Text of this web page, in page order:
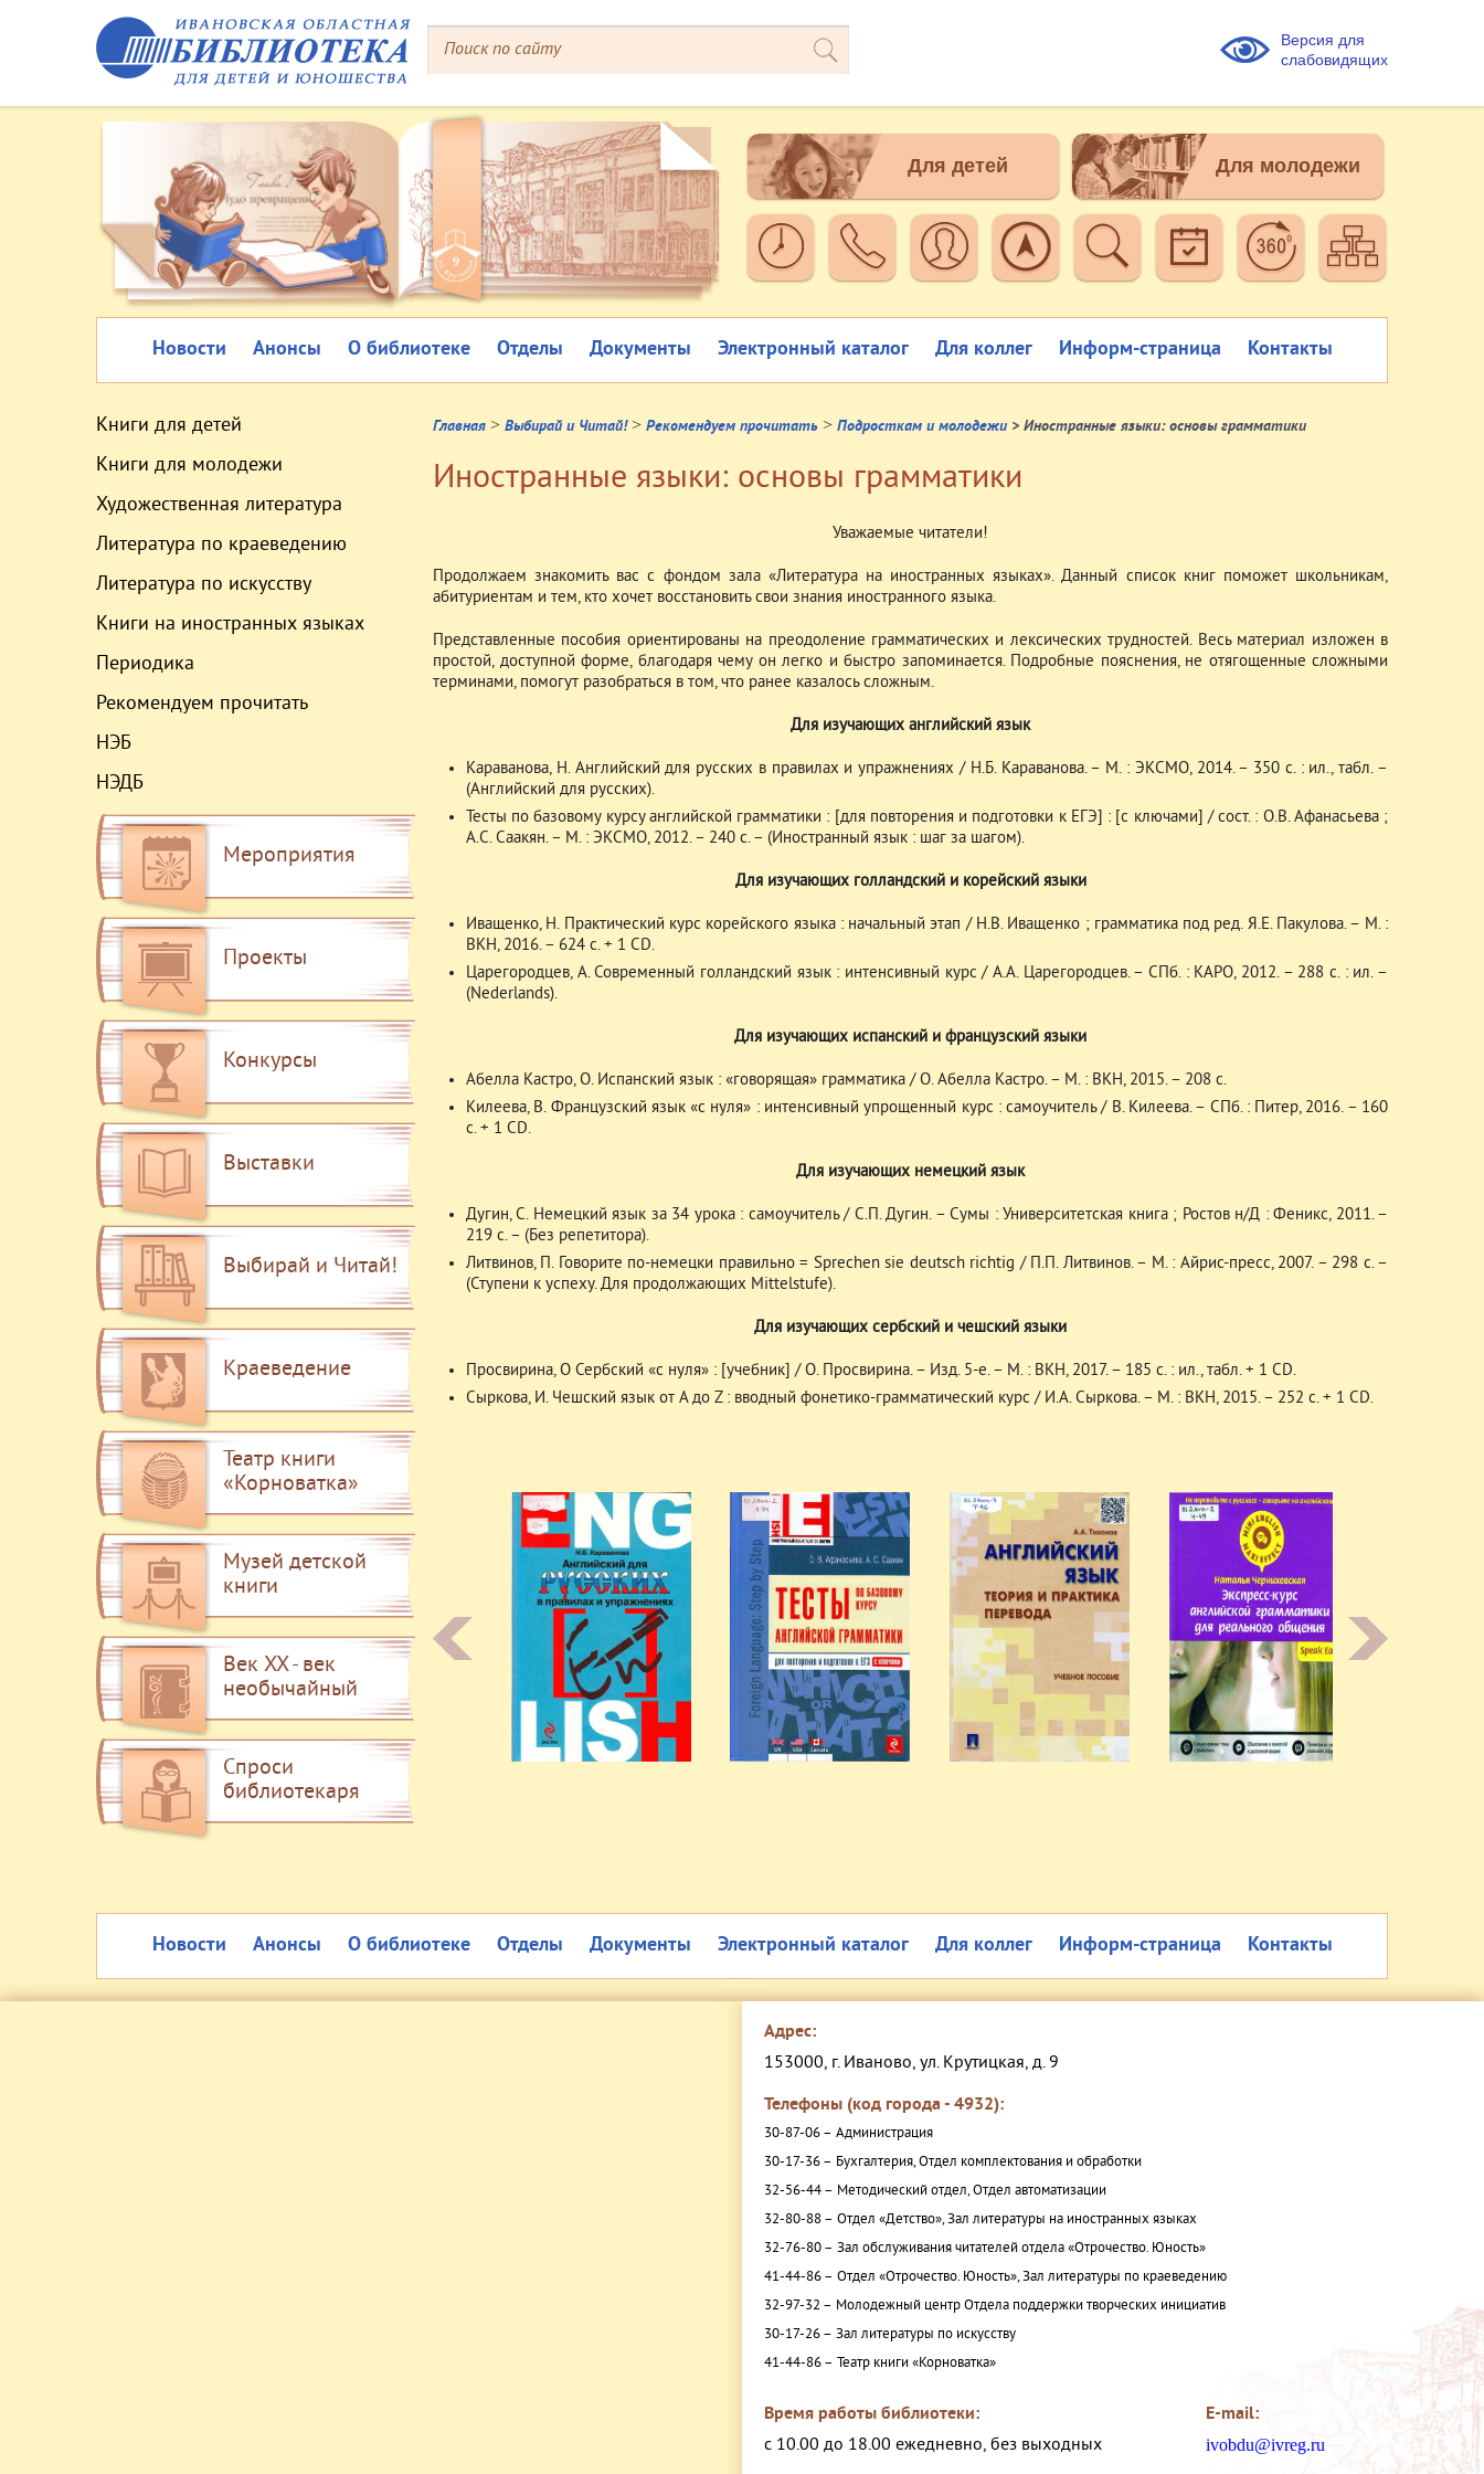
Версия для
слабовидящих
Для детей Для молодежи
Новости Анонсы О библиотеке Отделы Документы Электронный каталог Для коллег Информ-страница Контакты
Книги для детей
Книги для молодежи
Художественная литература
Литература по краеведению
Литература по искусству
Книги на иностранных языках
Периодика
Рекомендуем прочитать
НЭБ
НЭДБ
Мероприятия
Проекты
Конкурсы
Выставки
Выбирай и Читай!
Краеведение
Театр книги
«Корноватка»
Музей детской
книги
Век XX - век
необычайный
Спроси
библиотекаря
Главная > Выбирай и Читай! > Рекомендуем прочитать > Подросткам и молодежи > Иностранные языки: основы грамматики
Иностранные языки: основы грамматики
Уважаемые читатели!
Продолжаем знакомить вас с фондом зала «Литература на иностранных языках». Данный список книг поможет школьникам,
абитуриентам и тем, кто хочет восстановить свои знания иностранного языка.
Представленные пособия ориентированы на преодоление грамматических и лексических трудностей. Весь материал изложен в
простой, доступной форме, благодаря чему он легко и быстро запоминается. Подробные пояснения, не отягощенные сложными
терминами, помогут разобраться в том, что ранее казалось сложным.
Для изучающих английский язык
Караванова, Н. Английский для русских в правилах и упражнениях / Н.Б. Караванова. – М. : ЭКСМО, 2014. – 350 с. : ил., табл. –
(Английский для русских).
Тесты по базовому курсу английской грамматики : [для повторения и подготовки к ЕГЭ] : [с ключами] / сост. : О.В. Афанасьева ;
А.С. Саакян. – М. : ЭКСМО, 2012. – 240 с. – (Иностранный язык : шаг за шагом).
Для изучающих голландский и корейский языки
Иващенко, Н. Практический курс корейского языка : начальный этап / Н.В. Иващенко ; грамматика под ред. Я.Е. Пакулова. – М. :
ВКН, 2016. – 624 с. + 1 CD.
Царегородцев, А. Современный голландский язык : интенсивный курс / А.А. Царегородцев. – СПб. : КАРО, 2012. – 288 с. : ил. –
(Nederlands).
Для изучающих испанский и французский языки
Абелла Кастро, О. Испанский язык : «говорящая» грамматика / О. Абелла Кастро. – М. : ВКН, 2015. – 208 с.
Килеева, В. Французский язык «с нуля» : интенсивный упрощенный курс : самоучитель / В. Килеева. – СПб. : Питер, 2016. – 160
с. + 1 CD.
Для изучающих немецкий язык
Дугин, С. Немецкий язык за 34 урока : самоучитель / С.П. Дугин. – Сумы : Университетская книга ; Ростов н/Д : Феникс, 2011. –
219 с. – (Без репетитора).
Литвинов, П. Говорите по-немецки правильно = Sprechen sie deutsch richtig / П.П. Литвинов. – М. : Айрис-пресс, 2007. – 298 с. –
(Ступени к успеху. Для продолжающих Mittelstufe).
Для изучающих сербский и чешский языки
Просвирина, О Сербский «с нуля» : [учебник] / О. Просвирина. – Изд. 5-е. – М. : ВКН, 2017. – 185 с. : ил., табл. + 1 CD.
Сыркова, И. Чешский язык от A до Z : вводный фонетико-грамматический курс / И.А. Сыркова. – М. : ВКН, 2015. – 252 с. + 1 CD.
Новости Анонсы О библиотеке Отделы Документы Электронный каталог Для коллег Информ-страница Контакты
Адрес:
153000, г. Иваново, ул. Крутицкая, д. 9
Телефоны (код города - 4932):
30-87-06 – Администрация
30-17-36 – Бухгалтерия, Отдел комплектования и обработки
32-56-44 – Методический отдел, Отдел автоматизации
32-80-88 – Отдел «Детство», Зал литературы на иностранных языках
32-76-80 – Зал обслуживания читателей отдела «Отрочество. Юность»
41-44-86 – Отдел «Отрочество. Юность», Зал литературы по краеведению
32-97-32 – Молодежный центр Отдела поддержки творческих инициатив
30-17-26 – Зал литературы по искусству
41-44-86 – Театр книги «Корноватка»
Время работы библиотеки:
с 10.00 до 18.00 ежедневно, без выходных
E-mail:
ivobdu@ivreg.ru